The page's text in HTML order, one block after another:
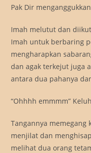
Pak Dir
Imah melutut dan
Imah untuk berbaring
mengharapkan
dan agak terkejut juga
antara dua pahanya
“Ohhhh emmmm”
Tangannya
menjilat dan
melihat dua orang